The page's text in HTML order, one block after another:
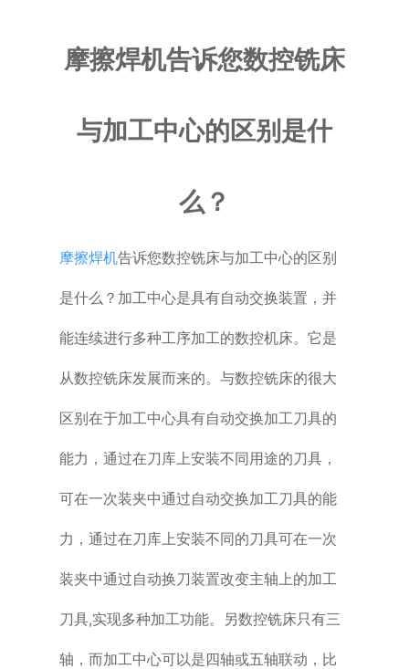
简易数控铣床
加工中心
世界杯官网线上平台-世界杯（中国）
摩擦焊机告诉您数控铣床
与加工中心的区别是什
么？
摩擦焊机告诉您数控铣床与加工中心的区别
是什么？加工中心是具有自动交换装置，并
能连续进行多种工序加工的数控机床。它是
从数控铣床发展而来的。与数控铣床的很大
区别在于加工中心具有自动交换加工刀具的
能力，通过在刀库上安装不同用途的刀具，
可在一次装夹中通过自动交换加工刀具的能
力，通过在刀库上安装不同的刀具可在一次
装夹中通过自动换刀装置改变主轴上的加工
刀具,实现多种加工功能。另数控铣床只有三
轴，而加工中心可以是四轴或五轴联动，比